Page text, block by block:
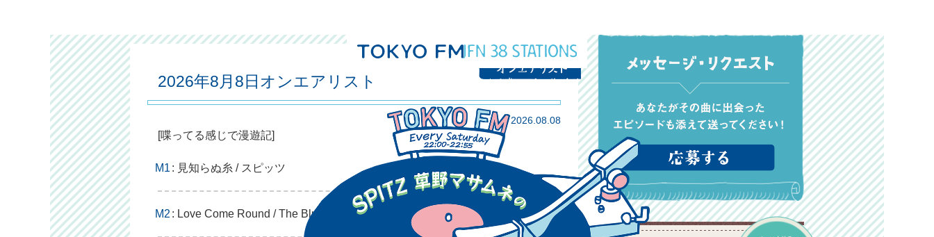
2026年8月8日オンエアリスト
2026.08.08
[喋ってる感じで漫遊記]
M1 : 見知らぬ糸 / スピッツ
M2 : Love Come Round / The Blue Aeroplanes